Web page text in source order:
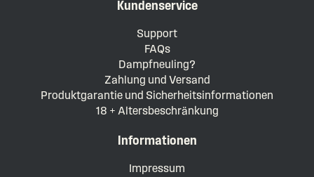
Kundenservice
Support
FAQs
Dampfneuling?
Zahlung und Versand
Produktgarantie und Sicherheitsinformationen
18 + Altersbeschränkung
Informationen
Impressum